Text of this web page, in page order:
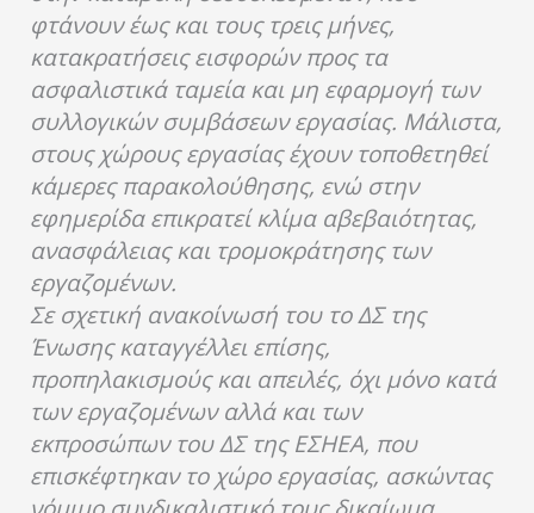
φτάνουν έως και τους τρεις μήνες,
κατακρατήσεις εισφορών προς τα
ασφαλιστικά ταμεία και μη εφαρμογή των
συλλογικών συμβάσεων εργασίας. Μάλιστα,
στους χώρους εργασίας έχουν τοποθετηθεί
κάμερες παρακολούθησης, ενώ στην
εφημερίδα επικρατεί κλίμα αβεβαιότητας,
ανασφάλειας και τρομοκράτησης των
εργαζομένων.
Σε σχετική ανακοίνωσή του το ΔΣ της
Ένωσης καταγγέλλει επίσης,
προπηλακισμούς και απειλές, όχι μόνο κατά
των εργαζομένων αλλά και των
εκπροσώπων του ΔΣ της ΕΣΗΕΑ, που
επισκέφτηκαν το χώρο εργασίας, ασκώντας